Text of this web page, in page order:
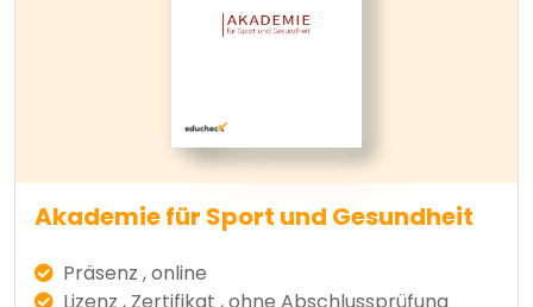
Akademie für Sport und Gesundheit
Präsenz , online